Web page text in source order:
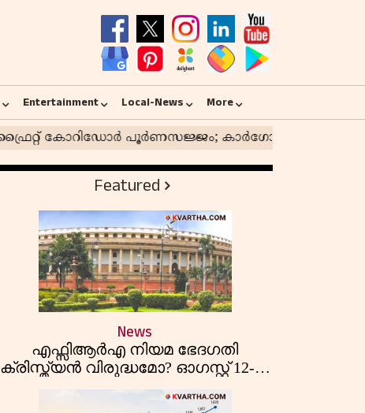
Entertainment Local-News More
Featured
News
എഫ്സിആർഎ നിയമ ഭേദഗതി
ക്രിസ്ത്യൻ വിരുദ്ധമോ? ഓഗസ്റ്റ് 12-ന്
പാർലമെന്റിലെത്തുന്ന ബില്ലിന്
പിന്നിലെ യഥാർത്ഥ അജണ്ട എന്ത്?